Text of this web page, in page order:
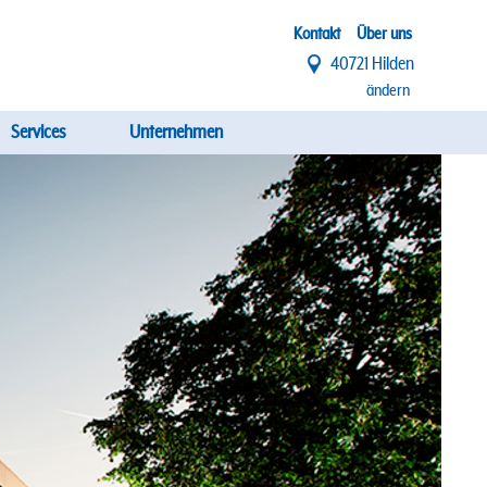
Top
Menü
Kontakt Über uns
40721 Hilden
ändern
Services Unternehmen